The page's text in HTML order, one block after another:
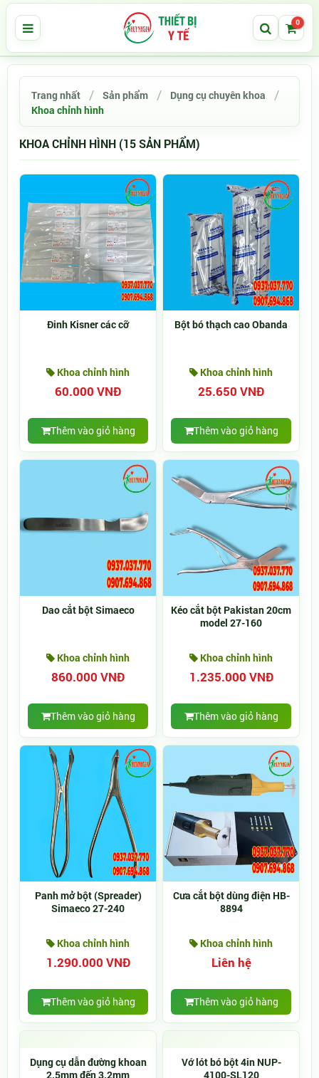
0
Trang nhất Sản phẩm
Dụng cụ chuyên khoa
Khoa chỉnh hình
KHOA CHỈNH HÌNH (15 SẢN PHẨM)
Đinh Kisner các cỡ
Khoa chỉnh hình
60.000 VNĐ
Thêm vào giỏ hàng
Bột bó thạch cao Obanda
Khoa chỉnh hình
25.650 VNĐ
Thêm vào giỏ hàng
Dao cắt bột Simaeco
Khoa chỉnh hình
860.000 VNĐ
Thêm vào giỏ hàng
Kéo cắt bột Pakistan 20cm
model 27-160
Khoa chỉnh hình
1.235.000 VNĐ
Thêm vào giỏ hàng
Panh mở bột (Spreader)
Simaeco 27-240
Khoa chỉnh hình
1.290.000 VNĐ
Thêm vào giỏ hàng
Cưa cắt bột dùng điện HB-
8894
Khoa chỉnh hình
Liên hệ
Thêm vào giỏ hàng
Dụng cụ dẫn đường khoan
2.5mm đến 3.2mm
Vớ lót bó bột 4in NUP-
4100-SL120